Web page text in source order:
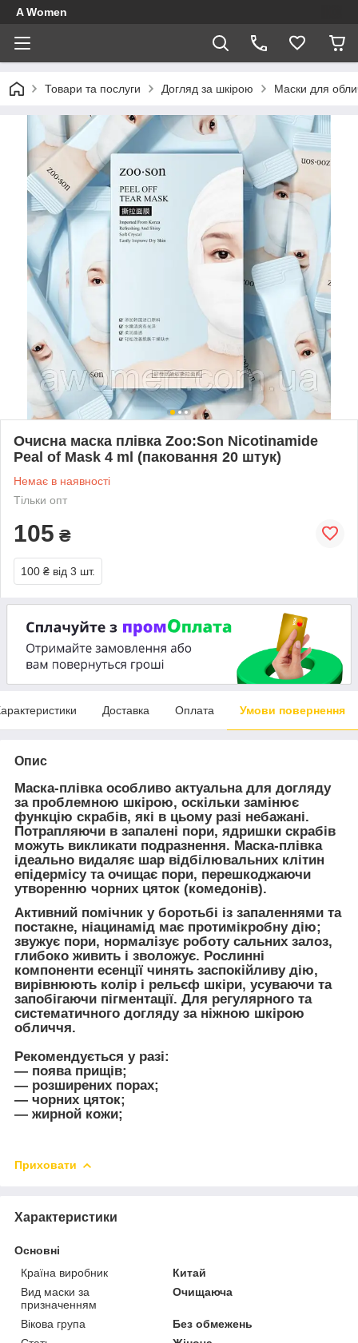
A Women
Товари та послуги Догляд за шкірою Маски для
Очисна маска плівка Zoo:Son Nicotinamide
Peal of Mask 4 ml (паковання 20 штук)
Немає в наявності
Тільки опт
105 ₴
100 ₴ від 3 шт.
Доставка Оплата Умови повернення
Опис
Маска-плівка особливо актуальна для догляду
за проблемною шкірою, оскільки замінює
функцію скрабів, які в цьому разі небажані.
Потрапляючи в запалені пори, ядришки скрабів
можуть викликати подразнення. Маска-плівка
ідеально видаляє шар відбілювальних клітин
епідермісу та очищає пори, перешкоджаючи
утворенню чорних цяток (комедонів).
Активний помічник у боротьбі із запаленнями та
постакне, ніацинамід має протимікробну дію;
звужує пори, нормалізує роботу сальних залоз,
глибоко живить і зволожує. Рослинні
компоненти есенції чинять заспокійливу дію,
вирівнюють колір і рельєф шкіри, усуваючи та
запобігаючи пігментації. Для регулярного та
систематичного догляду за ніжною шкірою
обличчя.
Рекомендується у разі:
— поява прищів;
— розширених порах;
— чорних цяток;
— жирной кожи;
Приховати
Характеристики
Основні
Країна виробник
Китай
Вид маски за
призначенням
Очищаюча
Вікова група
Без обмежень